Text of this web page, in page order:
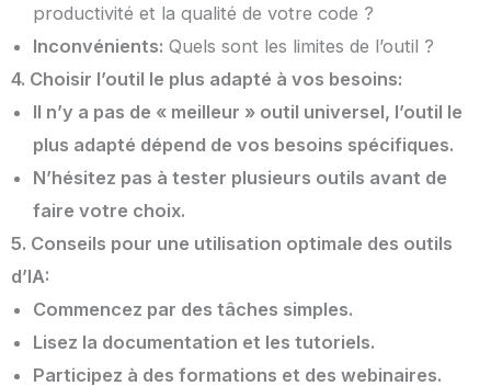
productivité et la qualité de votre code ?
Inconvénients: Quels sont les limites de l’outil ?
4. Choisir l’outil le plus adapté à vos besoins:
Il n’y a pas de « meilleur » outil universel, l’outil le
plus adapté dépend de vos besoins spécifiques.
N’hésitez pas à tester plusieurs outils avant de
faire votre choix.
5. Conseils pour une utilisation optimale des outils
d’IA:
Commencez par des tâches simples.
Lisez la documentation et les tutoriels.
Participez à des formations et des webinaires.